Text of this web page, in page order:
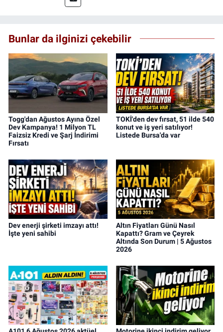
Bunlar da ilginizi çekebilir
Togg'dan Ağustos Ayına Özel
Dev Kampanya! 1 Milyon TL
Faizsiz Kredi ve Şarj İndirimi
Fırsatı
TOKİ'den dev fırsat, 51 ilde 540
konut ve iş yeri satılıyor!
Listede Bursa'da var
Dev enerji şirketi imzayı attı!
İşte yeni sahibi
Altın Fiyatları Günü Nasıl
Kapattı? Gram ve Çeyrek
Altında Son Durum | 5 Ağustos
2026